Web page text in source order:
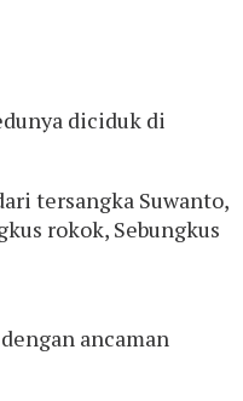
diciduk di
tersangka Suwanto,
rokok, Sebungkus
ancaman